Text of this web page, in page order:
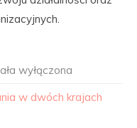
wyłączona
w dwóch krajach